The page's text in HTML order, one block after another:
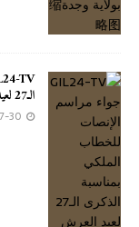
الـ27 لعيد العرش بولاية وجدة
30